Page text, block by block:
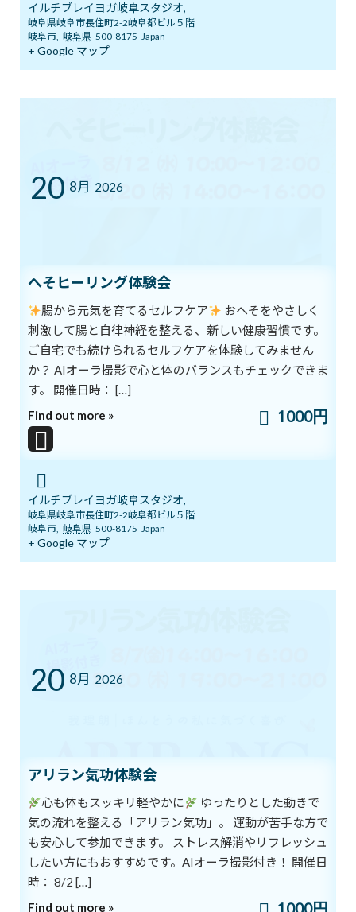
気になれるよう、レッスンを続けていきたいと思っています。
イルチブレインヨガのトレーニングで変ったことは４つ。
曲がらなかった痛い膝で、飛び跳ねられる
明るく元気なことが取り柄でしたが、年を重ねるごとに膝が痛
み、運動することができずに悩んでいました。3年前、腰の曲がっ
た友人に誘われて、一緒にイルチブレインヨガのスタジオを訪れま
した。ひざの痛みで上半身しか動かせませず、トレーニングには
行ったり行かなかったりでした。一緒に始めた友人の腰はだんだ
んまっすぐになり、体型まで変わっていきました。
明るく元気なことが取り柄でしたが、年を重ねるごとに膝が痛
み、運動することができずに悩んでいました。3年前、腰の曲がっ
た友人に誘われて、一緒にイルチブレインヨガのスタジオを訪れま
した。ひざの痛みで上半身しか動かせませず、トレーニングには
行ったり行かなかったりでした。一緒に始めた友人の腰はだんだ
んまっすぐになり、体型まで変わっていきました。
なりました。でも、まだ膝下の緊張感は取れず、太ももで動かして
いる状態でした。
くる症状がありました。
病院で自律神経が弱っているからと言われ、一時はボトックス注射
を週に1回打って状態を保っていましたが、副作用で目が閉じられ
なくなる可能性があると聞き、注射をやめました。
その目のピクピク感も少しずつ治まってきています。
同じころに始めた５歳下の妹は、先日、卵巣の手術をしたにもか
かわらず、入院していたとは全く感じさせないほど元気に復活し
イルチブレイヨガ岐阜スタジオ,
岐阜県岐阜市長住町2-2岐阜都ビル５階
岐阜市, 岐阜県 500-8175 Japan
+ Google マップ
20 8月 2026
へそヒーリング体験会
腸から元気を育てるセルフケア
おへそをやさしく
刺激して腸と自律神経を整える、新しい健康習慣です。
ご自宅でも続けられるセルフケアを体験してみません
か？ AIオーラ撮影で心と体のバランスもチェックできま
す。 開催日時： […]
Find out more »
1000円
イルチブレイヨガ岐阜スタジオ,
岐阜県岐阜市長住町2-2岐阜都ビル５階
岐阜市, 岐阜県 500-8175 Japan
+ Google マップ
20 8月 2026
アリラン気功体験会
心も体もスッキリ軽やかに
ゆったりとした動きで
気の流れを整える「アリラン気功」。 運動が苦手な方で
も安心して参加できます。 ストレス解消やリフレッシュ
したい方にもおすすめです。AIオーラ撮影付き！ 開催日
時： 8/2 […]
Find out more »